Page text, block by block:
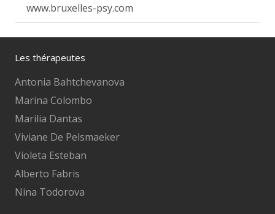
www.bruxelles-psy.com
Les thérapeutes
Antonia Bahtchevanova
Marina Colombo
Marilia Dantas
Viviane De Pelsmaeker
Violeta Esteban
Alberto Fabris
Nina Todorova